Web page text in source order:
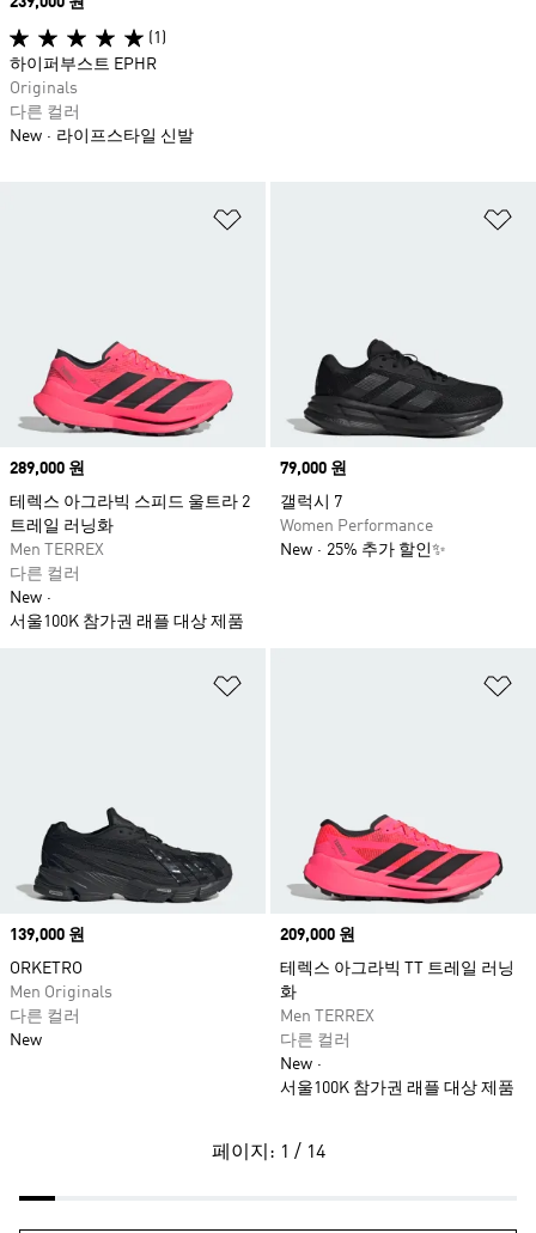
Price
289,000 원
테렉스 아그라빅 스피드 울트라 2
트레일 러닝화
Men TERREX
다른 컬러
New
서울100K 참가권 래플 대상 제품
Price
79,000 원
갤럭시 7
Women Performance
New
25% 추가 할인✨
Price
139,000 원
ORKETRO
Men Originals
다른 컬러
New
Price
209,000 원
테렉스 아그라빅 TT 트레일 러닝
화
Men TERREX
다른 컬러
New
서울100K 참가권 래플 대상 제품
(1)
하이퍼부스트 EPHR
Originals
다른 컬러
New
라이프스타일 신발
페이지: 1 / 14